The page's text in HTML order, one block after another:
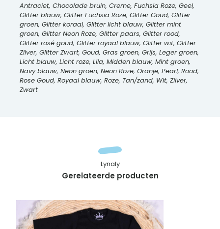
Antraciet, Chocolade bruin, Creme, Fuchsia Roze, Geel,
Glitter blauw, Glitter Fuchsia Roze, Glitter Goud, Glitter
groen, Glitter koraal, Glitter licht blauw, Glitter mint
groen, Glitter Neon Roze, Glitter paars, Glitter rood,
Glitter rosé goud, Glitter royaal blauw, Glitter wit, Glitter
Zilver, Glitter Zwart, Goud, Gras groen, Grijs, Leger groen,
Licht blauw, Licht roze, Lila, Midden blauw, Mint groen,
Navy blauw, Neon groen, Neon Roze, Oranje, Pearl, Rood,
Rose Goud, Royaal blauw, Roze, Tan/zand, Wit, Zilver,
Zwart
Gerelateerde producten
Lynaly